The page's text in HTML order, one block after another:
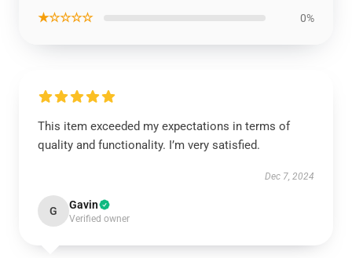
★☆☆☆☆ 0%
This item exceeded my expectations in terms of
quality and functionality. I’m very satisfied.
Dec 7, 2024
G Gavin
Verified owner